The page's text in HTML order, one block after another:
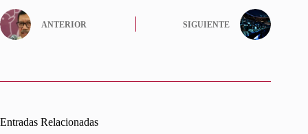
ANTERIOR SIGUIENTE
Entradas Relacionadas